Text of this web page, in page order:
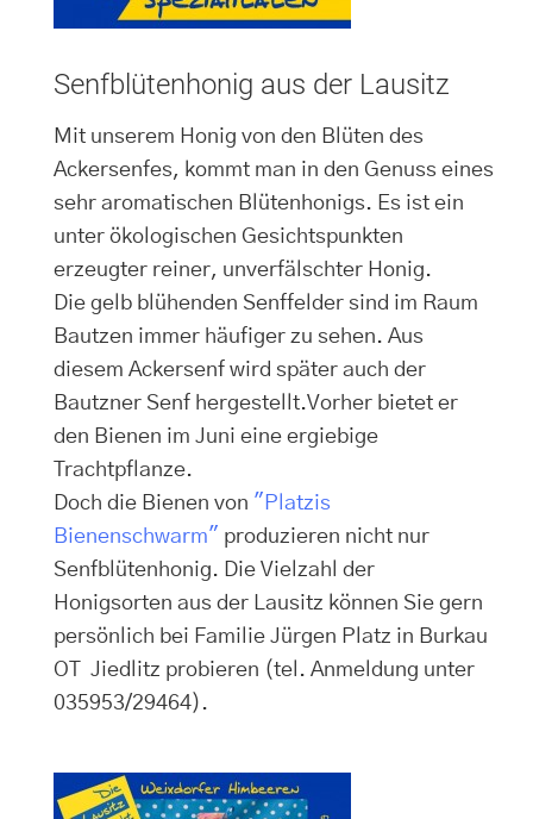
Senfblütenhonig aus der Lausitz
Mit unserem Honig von den Blüten des
Ackersenfes, kommt man in den Genuss eines
sehr aromatischen Blütenhonigs. Es ist ein
unter ökologischen Gesichtspunkten
erzeugter reiner, unverfälschter Honig.
Die gelb blühenden Senffelder sind im Raum
Bautzen immer häufiger zu sehen. Aus
diesem Ackersenf wird später auch der
Bautzner Senf hergestellt.Vorher bietet er
den Bienen im Juni eine ergiebige
Trachtpflanze.
Doch die Bienen von "Platzis
Bienenschwarm" produzieren nicht nur
Senfblütenhonig. Die Vielzahl der
Honigsorten aus der Lausitz können Sie gern
persönlich bei Familie Jürgen Platz in Burkau
OT Jiedlitz probieren (tel. Anmeldung unter
035953/29464).